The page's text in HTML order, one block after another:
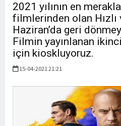
2021 yılının en
filmlerinden olan Hızlı
Haziran’da geri
Filmin yayınlanan
için kioskluyoruz.
15-04-2021 21:21